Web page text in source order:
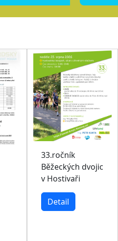
33.ročník
Běžeckých dvojic
v Hostivaři
Detail